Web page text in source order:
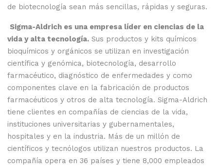
de biotecnología sean más sencillas, rápidas y seguras.
Sigma-Aldrich es una empresa líder en ciencias de la
vida y alta tecnología. Sus productos y kits químicos
bioquímicos y orgánicos se utilizan en investigación
científica y genómica, biotecnología, desarrollo
farmacéutico, diagnóstico de enfermedades y como
componentes clave en la fabricación de productos
farmacéuticos y otros de alta tecnología. Sigma-Aldrich
tiene clientes en compañías de ciencias de la vida,
instituciones universitarias y gubernamentales,
hospitales y en la industria. Más de un millón de
científicos y tecnólogos utilizan nuestros productos. La
compañía opera en 36 países y tiene 8,000 empleados